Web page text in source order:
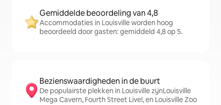
Gemiddelde beoordeling van 4,8
Accommodaties in Louisville worden hoog
beoordeeld door gasten: gemiddeld 4,8 op 5.
Bezienswaardigheden in de buurt
De populairste plekken in Louisville zijnLouisville
Mega Cavern, Fourth Street Live!, en Louisville Zoo